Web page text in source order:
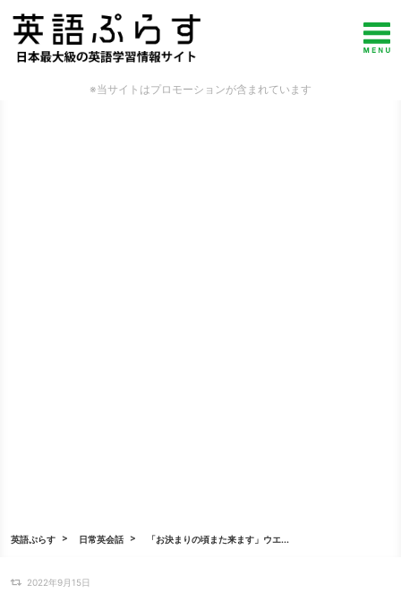
※当サイトはプロモーションが含まれています
英語ぷらす 日常英会話 「お決まりの頃また来ます」ウエ...
2022年9月15日